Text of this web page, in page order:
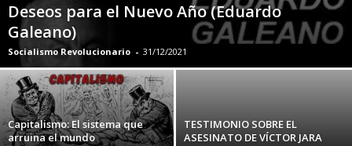
Deseos para el Nuevo Año (Eduardo
Galeano)
Socialismo Revolucionario - 31/12/2021
Capitalismo: El sistema que
arruina el mundo
TESTIMONIO SOBRE EL
ASESINATO DE VÍCTOR JARA